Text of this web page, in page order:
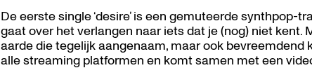
De eerste single ‘desire’ is een gemuteerde synthpop-
gaat over het verlangen naar iets dat je (nog) niet kent.
aarde die tegelijk aangenaam, maar ook bevreemdend
alle streaming platformen en komt samen met een